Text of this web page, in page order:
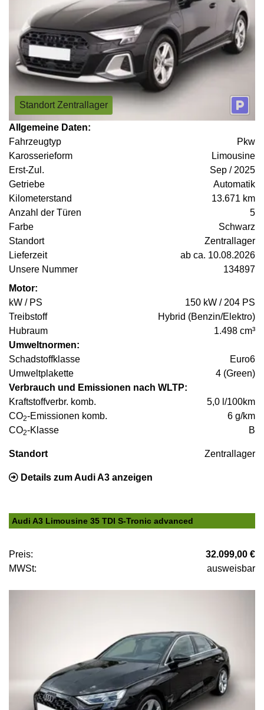
Standort Zentrallager
Allgemeine Daten:
Fahrzeugtyp
Pkw
Karosserieform
Limousine
Erst-Zul.
Sep / 2025
Getriebe
Automatik
Kilometerstand
13.671 km
Anzahl der Türen
5
Farbe
Schwarz
Standort
Zentrallager
Lieferzeit
ab ca. 10.08.2026
Unsere Nummer
134897
Motor:
kW / PS
150 kW / 204 PS
Treibstoff
Hybrid (Benzin/Elektro)
Hubraum
1.498 cm³
Umweltnormen:
Schadstoffklasse
Euro6
Umweltplakette
4 (Green)
Verbrauch und Emissionen nach WLTP:
Kraftstoffverbr. komb.
5,0 l/100km
CO2-Emissionen komb.
6 g/km
CO2-Klasse B
Standort Zentrallager
Details zum Audi A3 anzeigen
Audi A3 Limousine 35 TDI S-Tronic advanced
Preis:
32.099,00 €
MWSt:
ausweisbar